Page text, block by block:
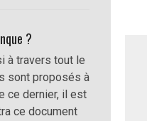
?
à travers tout le
sont proposés à
ce dernier, il est
ce document